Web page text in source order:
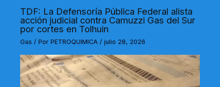
TDF: La Defensoría Pública Federal alista
acción judicial contra Camuzzi Gas del Sur
por cortes en Tolhuin
Gas / PorPETROQUIMICA/julio 28, 2026